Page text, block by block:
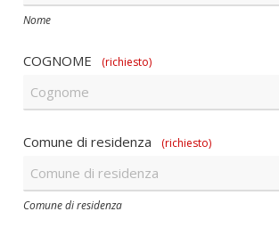
Nome
COGNOME (richiesto)
Comune di residenza (richiesto)
Comune di residenza